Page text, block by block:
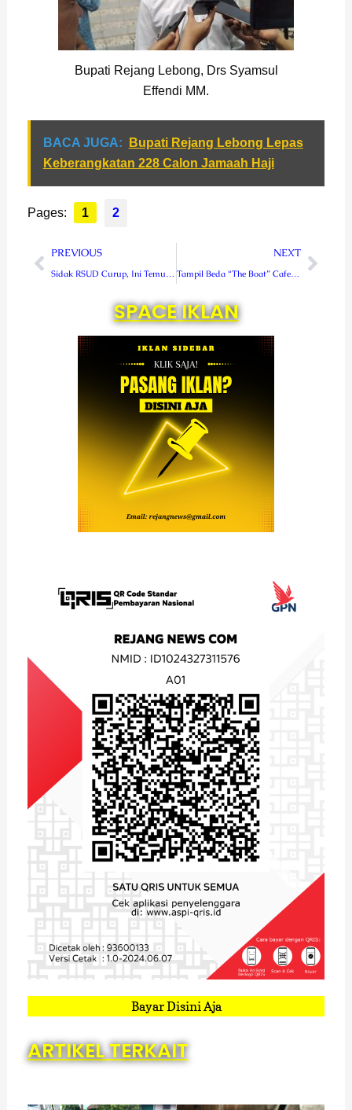
Bupati Rejang Lebong, Drs Syamsul
Effendi MM.
BACA JUGA:
Bupati Rejang Lebong Lepas
Keberangkatan 228 Calon Jamaah Haji
Pages: 1 2
Prev
PREVIOUS
Sidak RSUD Curup, Ini Temuan Komisi I DPRD Rejang Lebong
NEXT
Tampil Beda “The Boat” Cafe Hadir Di Rejang Lebong
Next
SPACE IKLAN
Bayar Disini Aja
ARTIKEL TERKAIT